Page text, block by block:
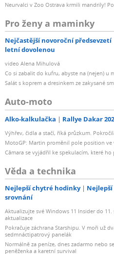
Neurvalci v Zoo Ostrava krmili mandrily!
Pro ženy a maminky
Nejčastější novoroční předsevzetí
letní dovolenou
video Alena Mihulová
Co si zabalit do kufru, abyste na (nejen) u
Salát s koprem a dresinkem ze zakysané
Auto-moto
Alko-kalkulačka Rallye Dakar
Výhřev, čidla a stačí, říká průzkum.
MotoGP: Martin proměnil pole position
Câmara se vyjádřil ke spekulacím, které ho
Věda a technika
Nejlepší chytré hodinky
srovnání
Aktualizujte své Windows 11 Insider do
aktualizace
Pokračuje záchrana Starshipu. V moři už
sedmnáctipatrový panelák
Normálně za peníze, dnes zadarmo nebo
peněženka a karetní survival